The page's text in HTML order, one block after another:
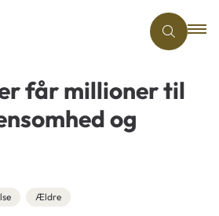
får millioner til
og
Ældre